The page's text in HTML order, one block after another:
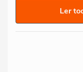
Ler